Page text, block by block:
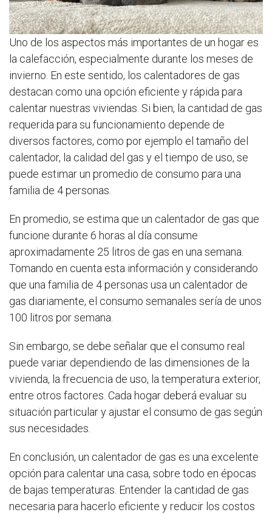
Uno de los aspectos más importantes de un hogar es
la calefacción, especialmente durante los meses de
invierno. En este sentido, los calentadores de gas
destacan como una opción eficiente y rápida para
calentar nuestras viviendas. Si bien, la cantidad de gas
requerida para su funcionamiento depende de
diversos factores, como por ejemplo el tamaño del
calentador, la calidad del gas y el tiempo de uso, se
puede estimar un promedio de consumo para una
familia de 4 personas.
En promedio, se estima que un calentador de gas que
funcione durante 6 horas al día consume
aproximadamente 25 litros de gas en una semana.
Tomando en cuenta esta información y considerando
que una familia de 4 personas usa un calentador de
gas diariamente, el consumo semanales sería de unos
100 litros por semana.
Sin embargo, se debe señalar que el consumo real
puede variar dependiendo de las dimensiones de la
vivienda, la frecuencia de uso, la temperatura exterior,
entre otros factores. Cada hogar deberá evaluar su
situación particular y ajustar el consumo de gas según
sus necesidades.
En conclusión, un calentador de gas es una excelente
opción para calentar una casa, sobre todo en épocas
de bajas temperaturas. Entender la cantidad de gas
necesaria para hacerlo eficiente y reducir los costos